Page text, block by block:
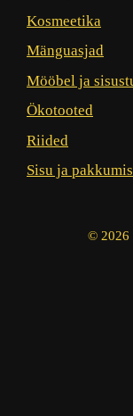
Kosmeetika
Mänguasjad
Mööbel ja
Ökotooted
Riided
Sisu ja
© 2026